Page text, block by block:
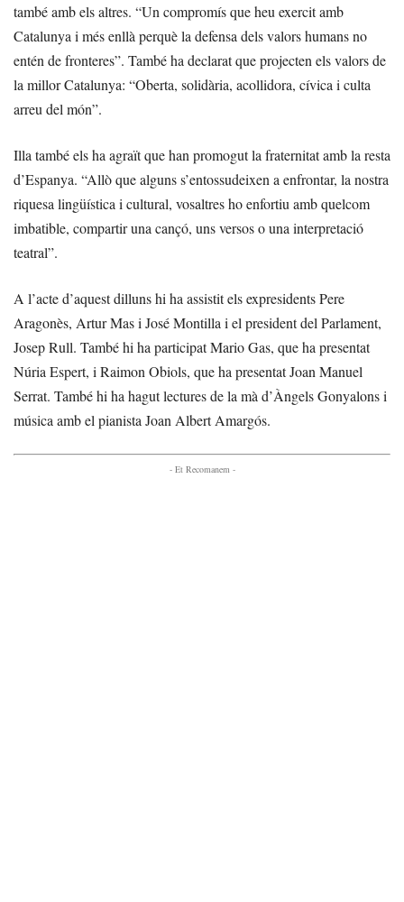
també amb els altres. “Un compromís que heu exercit amb
Catalunya i més enllà perquè la defensa dels valors humans no
entén de fronteres”. També ha declarat que projecten els valors de
la millor Catalunya: “Oberta, solidària, acollidora, cívica i culta
arreu del món”.
Illa també els ha agraït que han promogut la fraternitat amb la resta
d’Espanya. “Allò que alguns s’entossudeixen a enfrontar, la nostra
riquesa lingüística i cultural, vosaltres ho enfortiu amb quelcom
imbatible, compartir una cançó, uns versos o una interpretació
teatral”.
A l’acte d’aquest dilluns hi ha assistit els expresidents Pere
Aragonès, Artur Mas i José Montilla i el president del Parlament,
Josep Rull. També hi ha participat Mario Gas, que ha presentat
Núria Espert, i Raimon Obiols, que ha presentat Joan Manuel
Serrat. També hi ha hagut lectures de la mà d’Àngels Gonyalons i
música amb el pianista Joan Albert Amargós.
- Et Recomanem -